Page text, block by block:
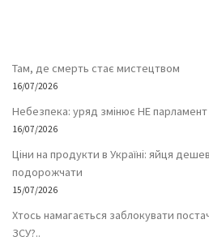
Там, де смерть стає мистецтвом
16/07/2026
Небезпека: уряд змінює НЕ парламент
16/07/2026
Ціни на продукти в Україні: яйця
подорожчати
15/07/2026
Хтось намагається заблокувати
ЗСУ?..